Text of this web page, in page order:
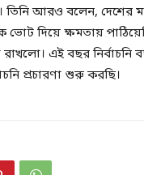
তিনি আরও বলেন, দেশের
ভোট দিয়ে ক্ষমতায়
এই বছর নির্বাচনি
প্রচারণা শুরু করছি।